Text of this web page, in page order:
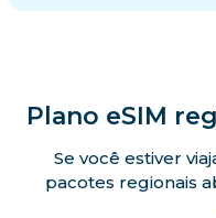
Plano eSIM
Se você estiver
pacotes regionais